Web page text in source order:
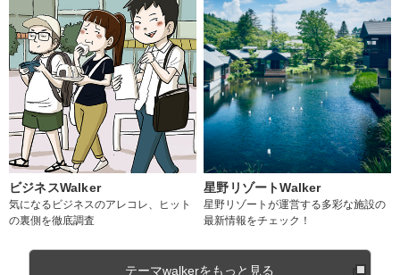
ビジネスWalker
気になるビジネスのアレコレ、ヒット
の裏側を徹底調査
星野リゾートWalker
星野リゾートが運営する多彩な施設の
最新情報をチェック！
テーマwalkerをもっと見る